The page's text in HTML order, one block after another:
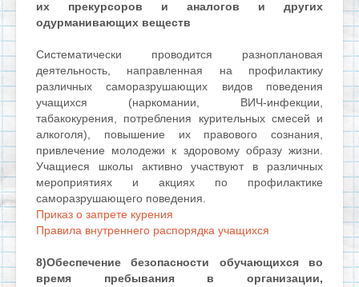
их прекурсоров и аналогов и других
одурманивающих веществ
Систематически проводится разноплановая
деятельность, направленная на профилактику
различных саморазрушающих видов поведения
учащихся (наркомании, ВИЧ-инфекции,
табакокурения, потребления курительных смесей и
алкоголя), повышение их правового сознания,
привлечение молодежи к здоровому образу жизни.
Учащиеся школы активно участвуют в различных
мероприятиях и акциях по профилактике
саморазрушающего поведения.
Приказ о запрете курения
Правила внутреннего распорядка учащихся
8)Обеспечение безопасности обучающихся во
время пребывания в организации,